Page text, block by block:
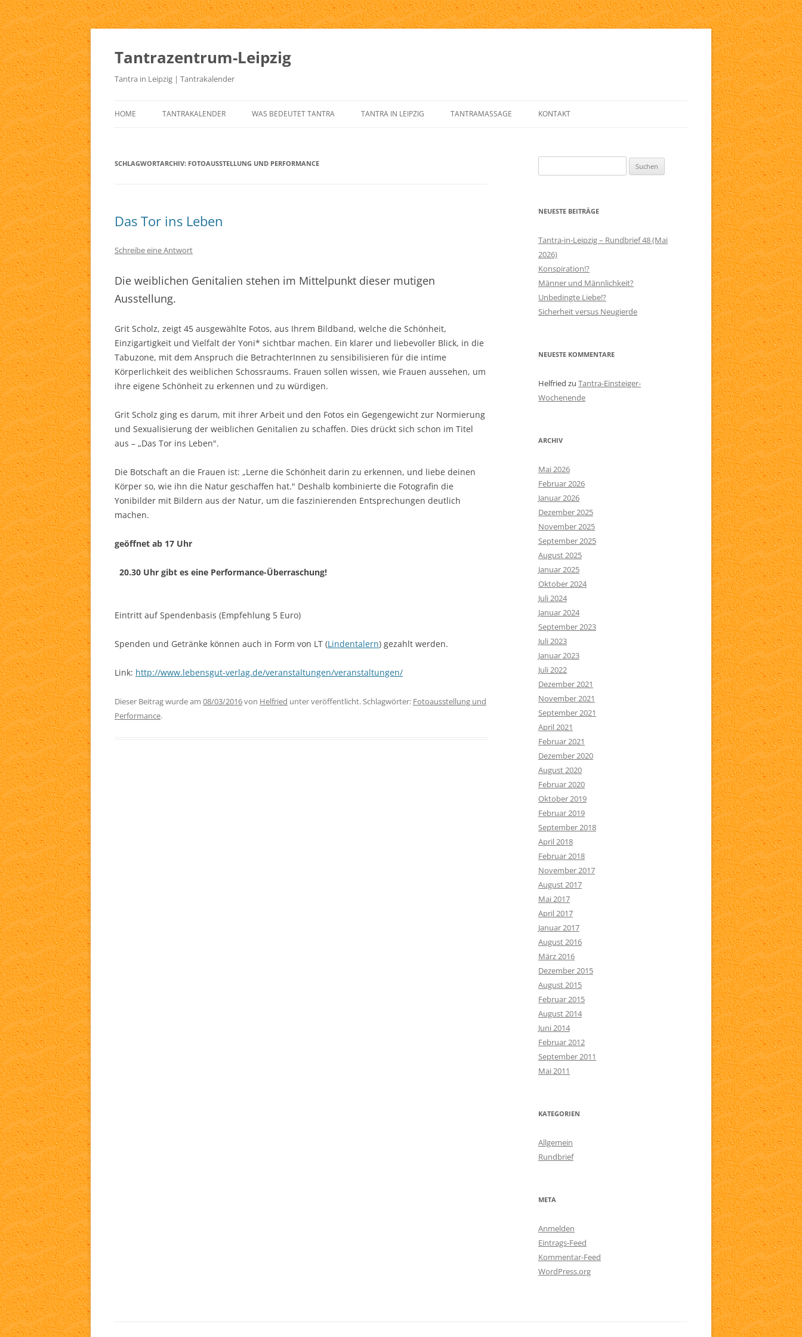
Zum
Tantrazentrum-Leipzig
Tantra in Leipzig | Tantrakalender
HOME TANTRAKALENDER WAS BEDEUTET TANTRA
LITERATUR
TANTRA IN LEIPZIG TANTRAMASSAGE
TANTRAMASSAGE VON HELFRIED
TANTRISCHE SEXUALTHERAPIE
TANTRAMASSAGE FÜR PAARE
KONTAKT
SERVICE
IMPRESSUM
AGB
SITEMAP
SCHLAGWORTARCHIV: FOTOAUSSTELLUNG UND PERFORMANCE
Das Tor ins Leben
Schreibe eine Antwort
Die weiblichen Genitalien stehen im Mittelpunkt dieser mutigen
Ausstellung.
Grit Scholz, zeigt 45 ausgewählte Fotos, aus Ihrem Bildband, welche die Schönheit,
Einzigartigkeit und Vielfalt der Yoni* sichtbar machen. Ein klarer und liebevoller Blick, in die
Tabuzone, mit dem Anspruch die BetrachterInnen zu sensibilisieren für die intime
Körperlichkeit des weiblichen Schossraums. Frauen sollen wissen, wie Frauen aussehen, um
ihre eigene Schönheit zu erkennen und zu würdigen.
Grit Scholz ging es darum, mit ihrer Arbeit und den Fotos ein Gegengewicht zur Normierung
und Sexualisierung der weiblichen Genitalien zu schaffen. Dies drückt sich schon im Titel
aus – „Das Tor ins Leben".
Die Botschaft an die Frauen ist: „Lerne die Schönheit darin zu erkennen, und liebe deinen
Körper so, wie ihn die Natur geschaffen hat." Deshalb kombinierte die Fotografin die
Yonibilder mit Bildern aus der Natur, um die faszinierenden Entsprechungen deutlich
machen.
geöffnet ab 17 Uhr
20.30 Uhr gibt es eine Performance-Überraschung!
Eintritt auf Spendenbasis (Empfehlung 5 Euro)
Spenden und Getränke können auch in Form von LT (Lindentalern) gezahlt werden.
Link: http://www.lebensgut-verlag.de/veranstaltungen/veranstaltungen/
Dieser Beitrag wurde am 08/03/2016von Helfried unter veröffentlicht. Schlagwörter: Fotoausstellung und
Performance.
nach:
NEUESTE BEITRÄGE
Tantra-in-Leipzig – Rundbrief 48 (Mai
2026)
Konspiration!?
Männer und Männlichkeit?
Unbedingte Liebe!?
Sicherheit versus Neugierde
NEUESTE KOMMENTARE
Helfried zu Tantra-Einsteiger-
Wochenende
ARCHIV
Mai 2026
Februar 2026
Januar 2026
Dezember 2025
November 2025
September 2025
August 2025
Januar 2025
Oktober 2024
Juli 2024
Januar 2024
September 2023
Juli 2023
Januar 2023
Juli 2022
Dezember 2021
November 2021
September 2021
April 2021
Februar 2021
Dezember 2020
August 2020
Februar 2020
Oktober 2019
Februar 2019
September 2018
April 2018
Februar 2018
November 2017
August 2017
Mai 2017
April 2017
Januar 2017
August 2016
März 2016
Dezember 2015
August 2015
Februar 2015
August 2014
Juni 2014
Februar 2012
September 2011
Mai 2011
KATEGORIEN
Allgemein
Rundbrief
META
Anmelden
Eintrags-Feed
Kommentar-Feed
WordPress.org